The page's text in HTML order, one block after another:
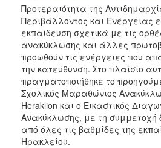
ΤΟΠΟΣ
ΠΟΛΙΤΙΣΜΟΣ
ΑΝΘΕΚΤΙΚΗ
ΠΟΛΗ
Προτεραιότητα της
Περιβάλλοντος και Ενέργειας
εκπαίδευση σχετικά με τις
ανακύκλωσης και άλλες
προωθούν τις ενέργειες που
την κατεύθυνση. Στο πλαίσιο
πραγματοποιήθηκε το
Σχολικός Μαραθώνιος
Heraklion και ο Εικαστικός
Ανακύκλωσης, με τη
από όλες τις βαθμίδες της
Ηρακλείου.